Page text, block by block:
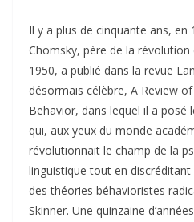
Il y a plus de cinquante ans,
Chomsky, père de la
1950, a publié dans la revue
désormais célèbre, A Review of
Behavior, dans lequel il a posé
qui, aux yeux du monde
révolutionnait le champ de la
linguistique tout en
des théories béhavioristes
Skinner. Une quinzaine